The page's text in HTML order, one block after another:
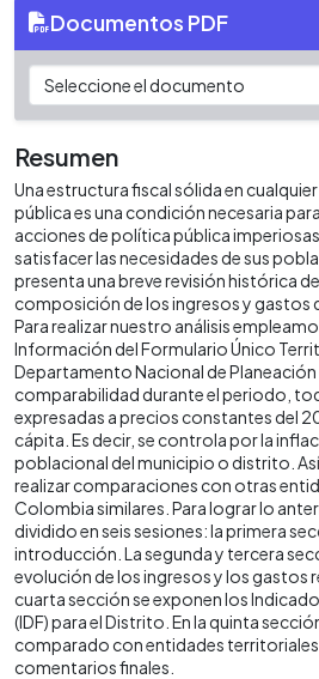
Documentos PDF
Resumen
Una estructura fiscal sólida en
pública es una condición necesaria
acciones de política pública
satisfacer las necesidades de sus
presenta una breve revisión histórica
composición de los ingresos y gastos
Para realizar nuestro análisis
Información del Formulario Único
Departamento Nacional de Planeación
comparabilidad durante el periodo,
expresadas a precios constantes del
cápita. Es decir, se controla por la
poblacional del municipio o distrito.
realizar comparaciones con otras
Colombia similares. Para lograr lo
dividido en seis sesiones: la primera
introducción. La segunda y tercera
evolución de los ingresos y los gastos
cuarta sección se exponen los
(IDF) para el Distrito. En la quinta
comparado con entidades territoriales
comentarios finales.